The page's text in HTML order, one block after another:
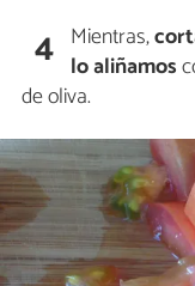
4 Mientras,
lo aliñamos
de oliva.